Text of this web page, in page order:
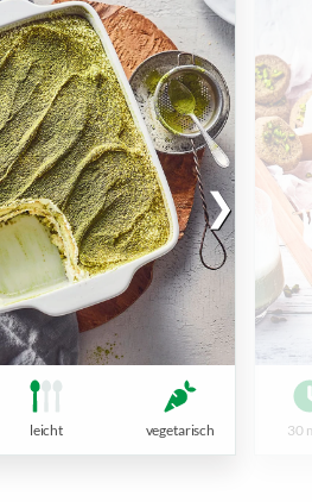
leicht vegetarisch 30